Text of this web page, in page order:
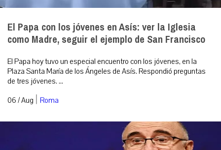
El Papa con los jóvenes en Asís: ver la Iglesia
como Madre, seguir el ejemplo de San Francisco
El Papa hoy tuvo un especial encuentro con los jóvenes, en la
Plaza Santa María de los Ángeles de Asís. Respondió preguntas
de tres jóvenes. ...
06 / Aug | Roma